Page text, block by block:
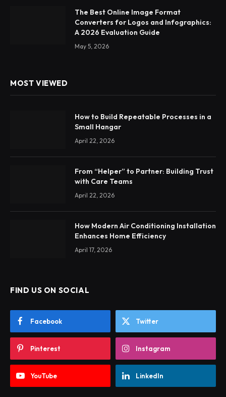
The Best Online Image Format
Converters for Logos and Infographics:
A 2026 Evaluation Guide
May 5, 2026
MOST VIEWED
How to Build Repeatable Processes in a
Small Hangar
April 22, 2026
From “Helper” to Partner: Building Trust
with Care Teams
April 22, 2026
How Modern Air Conditioning Installation
Enhances Home Efficiency
April 17, 2026
FIND US ON SOCIAL
Facebook Twitter
Pinterest Instagram
YouTube LinkedIn